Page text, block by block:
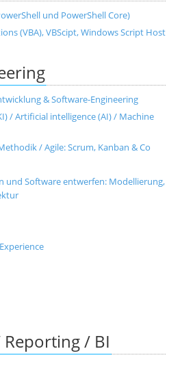
und PowerShell Core)
(VBA), VBScipt, Windows Script Host
& Software-Engineering
/ Artificial intelligence (AI) / Machine
/ Agile: Scrum, Kanban & Co
und Software entwerfen: Modellierung,
/ BI